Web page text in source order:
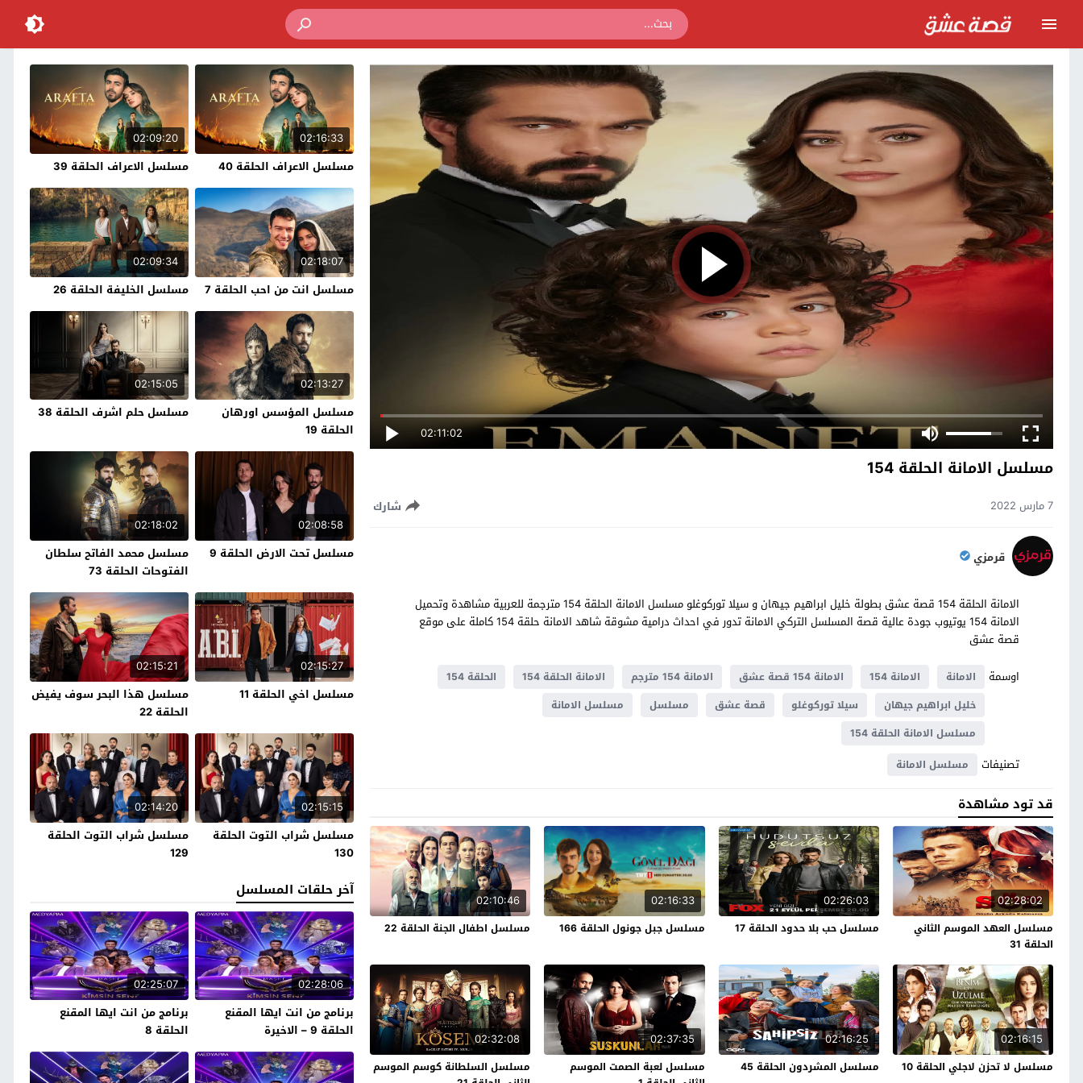
02:11:02
مسلسل الامانة الحلقة 154
7 مارس 2022 شارك
قرمزي
الامانة الحلقة 154 قصة عشق بطولة خليل ابراهيم جيهان و سيلا توركوغلو مسلسل الامانة الحلقة 154 مترجمة للعربية مشاهدة وتحميل
الامانة 154 يوتيوب جودة عالية قصة المسلسل التركي الامانة تدور في احداث ​​درامية مشوقة شاهد الامانة حلقة 154 كاملة على موقع
قصة عشق
اوسمة
الامانة الامانة 154 الامانة 154 قصة عشق الامانة 154 مترجم الامانة الحلقة 154
الحلقة 154
خليل ابراهيم جيهان
سيلا توركوغلو قصة عشق مسلسل
مسلسل الامانة
مسلسل الامانة الحلقة 154
تصنيفات مسلسل الامانة
قد تود مشاهدة
02:28:02
مسلسل العهد الموسم الثاني
الحلقة 31
02:26:03
مسلسل حب بلا حدود الحلقة 17
02:16:33
مسلسل جبل جونول الحلقة 166
02:10:46
مسلسل اطفال الجنة الحلقة 22
02:16:15
مسلسل لا تحزن لاجلي الحلقة 10
02:16:25
مسلسل المشردون الحلقة 45
02:37:35
مسلسل لعبة الصمت الموسم
02:32:08
مسلسل السلطانة كوسم الموسم
02:16:33
مسلسل الاعراف الحلقة 40
02:09:20
مسلسل الاعراف الحلقة 39
02:18:07
مسلسل انت من احب الحلقة 7
02:09:34
مسلسل الخليفة الحلقة 26
02:13:27
مسلسل المؤسس اورهان
الحلقة 19
02:15:05
مسلسل حلم اشرف الحلقة 38
02:08:58
مسلسل تحت الارض الحلقة 9
02:18:02
مسلسل محمد الفاتح سلطان
الفتوحات الحلقة 73
02:15:27
مسلسل اخي الحلقة 11
02:15:21
مسلسل هذا البحر سوف يفيض
الحلقة 22
02:15:15
مسلسل شراب التوت الحلقة
130
02:14:20
مسلسل شراب التوت الحلقة
129
آخر حلقات المسلسل
02:28:06
برنامج من انت ايها المقنع
الحلقة 9 – الاخيرة
02:25:07
برنامج من انت ايها المقنع
الحلقة 8